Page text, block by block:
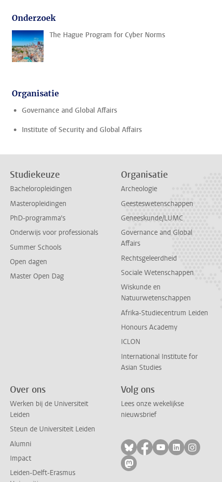
Onderzoek
The Hague Program for Cyber Norms
Organisatie
Governance and Global Affairs
Institute of Security and Global Affairs
Studiekeuze
Bacheloropleidingen
Masteropleidingen
PhD-programma's
Onderwijs voor professionals
Summer Schools
Open dagen
Master Open Dag
Organisatie
Archeologie
Geesteswetenschappen
Geneeskunde/LUMC
Governance and Global
Affairs
Rechtsgeleerdheid
Sociale Wetenschappen
Wiskunde en
Natuurwetenschappen
Afrika-Studiecentrum Leiden
Honours Academy
ICLON
International Institute for
Asian Studies
Over ons
Werken bij de Universiteit
Leiden
Steun de Universiteit Leiden
Alumni
Impact
Leiden-Delft-Erasmus
Volg ons
Lees onze wekelijkse
nieuwsbrief
Volg ons op bluesky
Volg ons op
Volg ons op
Volg ons
Volg
Volg ons op mastodon